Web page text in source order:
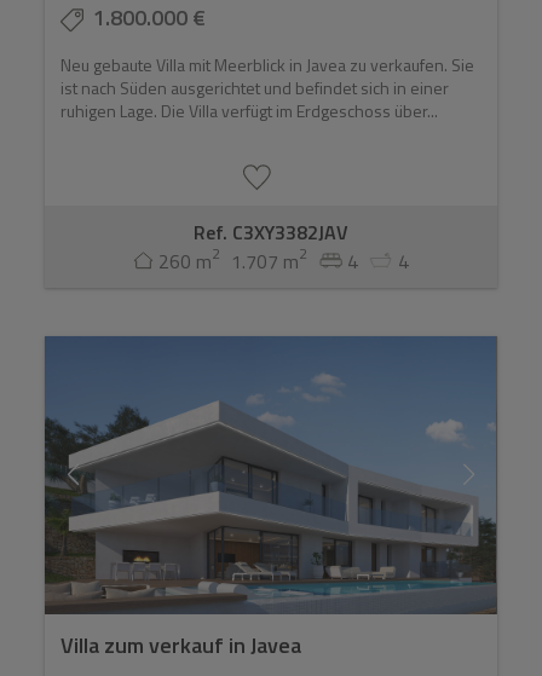
1.800.000 €
Neu gebaute Villa mit Meerblick in Javea zu verkaufen. Sie
ist nach Süden ausgerichtet und befindet sich in einer
ruhigen Lage. Die Villa verfügt im Erdgeschoss über...
Ref. C3XY3382JAV
260 m2 1.707 m2 4 4
Villa zum verkauf in Javea